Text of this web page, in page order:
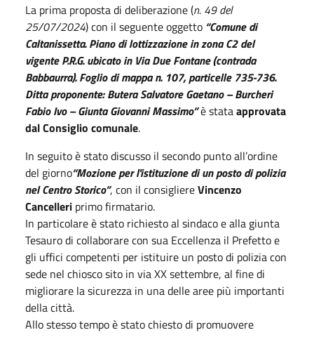
La prima proposta di deliberazione (n. 49 del
25/07/2024) con il seguente oggetto “Comune di
Caltanissetta. Piano di lottizzazione in zona C2 del
vigente P.R.G. ubicato in Via Due Fontane (contrada
Babbaurra). Foglio di mappa n. 107, particelle 735-736.
Ditta proponente: Butera Salvatore Gaetano – Burcheri
Fabio Ivo – Giunta Giovanni Massimo”è stataapprovata
dal Consiglio comunale.
In seguito è stato discusso il secondo punto all’ordine
del giorno“Mozione per l'istituzione di un posto di polizia
nel Centro Storico”, con il consigliereVincenzo
Cancelleri primo firmatario.
In particolare è stato richiesto al sindaco e alla giunta
Tesauro di collaborare con sua Eccellenza il Prefetto e
gli uffici competenti per istituire un posto di polizia con
sede nel chiosco sito in via XX settembre, al fine di
migliorare la sicurezza in una delle aree più importanti
della città.
Allo stesso tempo è stato chiesto di promuovere